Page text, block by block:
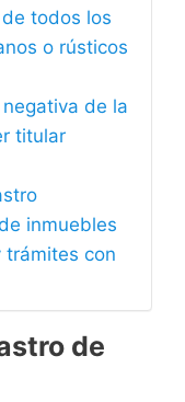
todos los
o rústicos
de la
titular
inmuebles
trámites con
de